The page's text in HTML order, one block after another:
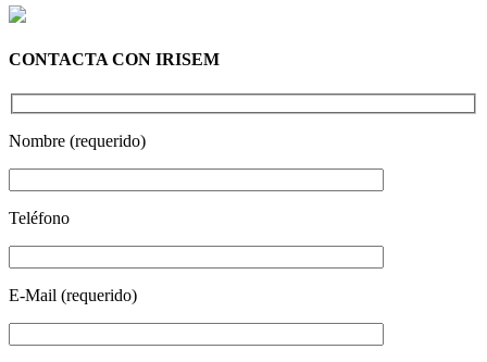
CONTACTA CON IRISEM
Nombre (requerido)
Teléfono
E-Mail (requerido)